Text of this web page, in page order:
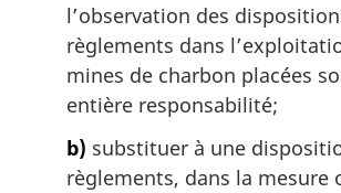
l’observation des
règlements dans
mines de charbon placées
entière responsabilité;
b) substituer à une
règlements, dans la mesure